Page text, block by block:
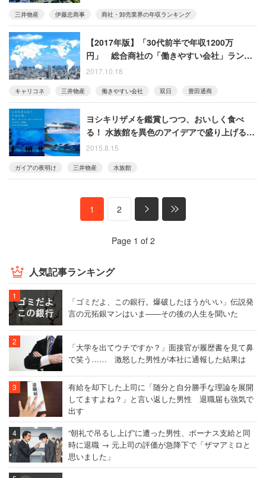
三井物産 伊藤忠商事 商社・卸売業界の年収ランキング
【2017年版】「30代前半で年収1200万
円」 総合商社の「働きやすい会社」ランキ
ング
2017.10.18
キャリコネ 三井物産 働きやすい会社 双日 豊田通商
ヨシキリザメを鑑賞しつつ、おいしく食べ
る！ 水族館を異色のアイデアで盛り上げる商
社マン
2015.8.15
ガイアの夜明け 三井物産 水族館
1 2
Page 1 of 2
人気記事ランキング
「ゴミだよ、この銀行。爆破したほうがいい」伝説発
言の元拓銀マンはいま――その後の人生を聞いた
「大学を出てウチですか？」面接官が履歴書を見て鼻
で笑う…… 激怒した男性が本社に通報した結果は
有給を却下した上司に「随分と自分勝手な理論を展開
してますよね？」と言い返した男性 退職届も強気で
出す
“朝礼で吊るし上げ”に遭った男性、ボーナス支給と同
時に退職 → 元上司の評価が急降下で「ザマアミロと
思いました」